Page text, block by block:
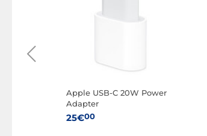
Apple USB-C 20W Power
Adapter
25€00